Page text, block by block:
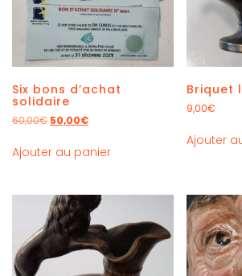
Six bons d’achat
solidaire
60,00€ 50,00€
Ajouter au panier
Briquet
9,00€
Ajouter